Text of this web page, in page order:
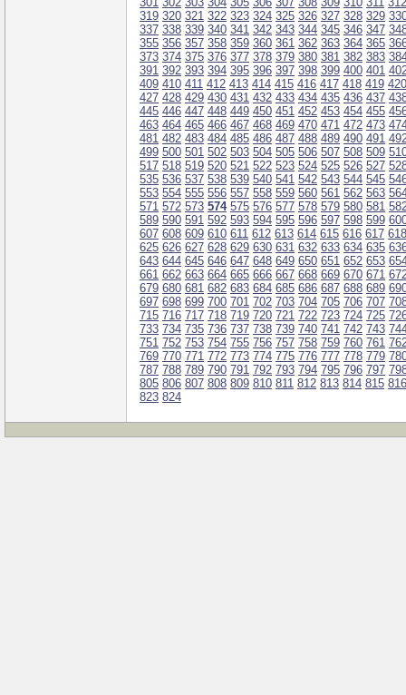
319 320 321 322 323 324 325 326 327 328 329
337 338 339 340 341 342 343 344 345 346 347
355 356 357 358 359 360 361 362 363 364 365
373 374 375 376 377 378 379 380 381 382 383
391 392 393 394 395 396 397 398 399 400 401
409 410 411 412 413 414 415 416 417 418 419 420
427 428 429 430 431 432 433 434 435 436 437
445 446 447 448 449 450 451 452 453 454 455
463 464 465 466 467 468 469 470 471 472 473
481 482 483 484 485 486 487 488 489 490 491
499 500 501 502 503 504 505 506 507 508 509
517 518 519 520 521 522 523 524 525 526 527
535 536 537 538 539 540 541 542 543 544 545
553 554 555 556 557 558 559 560 561 562 563
571 572 573 574 575 576 577 578 579 580 581
589 590 591 592 593 594 595 596 597 598 599
607 608 609 610 611 612 613 614 615 616 617 618
625 626 627 628 629 630 631 632 633 634 635
643 644 645 646 647 648 649 650 651 652 653
661 662 663 664 665 666 667 668 669 670 671
679 680 681 682 683 684 685 686 687 688 689
697 698 699 700 701 702 703 704 705 706 707
715 716 717 718 719 720 721 722 723 724 725
733 734 735 736 737 738 739 740 741 742 743
751 752 753 754 755 756 757 758 759 760 761
769 770 771 772 773 774 775 776 777 778 779
787 788 789 790 791 792 793 794 795 796 797
805 806 807 808 809 810 811 812 813 814 815 816
823 824